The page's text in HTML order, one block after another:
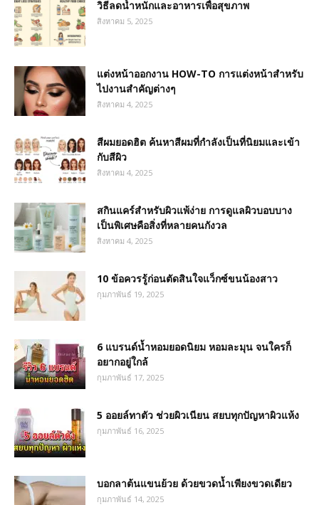
วิธีลดน้ำหนักและอาหารเพื่อสุขภาพ
สิงหาคม 5, 2025
แต่งหน้าออกงาน HOW-TO การแต่งหน้าสำหรับ
ไปงานสำคัญต่างๆ
สิงหาคม 4, 2025
สีผมยอดฮิต ค้นหาสีผมที่กำลังเป็นที่นิยมและเข้า
กับสีผิว
สิงหาคม 4, 2025
สกินแคร์สำหรับผิวแพ้ง่าย การดูแลผิวบอบบาง
เป็นพิเศษคือสิ่งที่หลายคนกังวล
สิงหาคม 4, 2025
10 ข้อควรรู้ก่อนตัดสินใจแว็กซ์ขนน้องสาว
กุมภาพันธ์ 19, 2025
6 แบรนด์น้ำหอมยอดนิยม หอมละมุน จนใครก็
อยากอยู่ใกล้
กุมภาพันธ์ 17, 2025
5 ออยล์ทาตัว ช่วยผิวเนียน สยบทุกปัญหาผิวแห้ง
กุมภาพันธ์ 16, 2025
บอกลาต้นแขนย้วย ด้วยขวดน้ำเพียงขวดเดียว
กุมภาพันธ์ 14, 2025